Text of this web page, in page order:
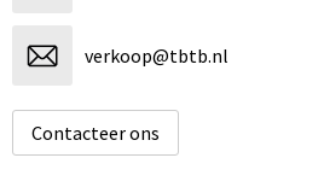
verkoop@tbtb.nl
Contacteer ons